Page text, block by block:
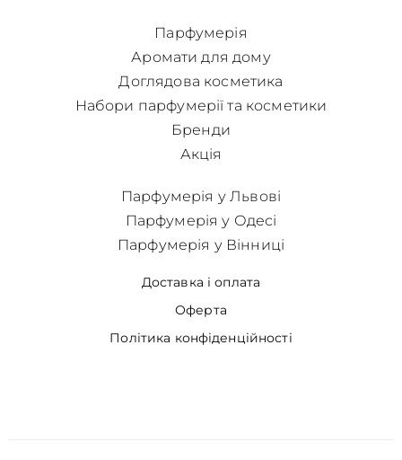
Парфумерія
Аромати для дому
Доглядова косметика
Набори парфумерії та косметики
Бренди
Акція
Доставка і оплата
Оферта
Політика конфіденційності
Парфумерія у Львові
Парфумерія у Одесі
Парфумерія у Вінниці